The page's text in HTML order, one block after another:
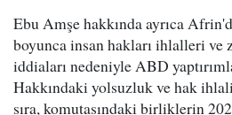
Ebu Amşe hakkında ayrıca
boyunca insan hakları ihlalleri ve
iddiaları nedeniyle ABD
Hakkındaki yolsuzluk ve hak ihlali
sıra, komutasındaki birliklerin